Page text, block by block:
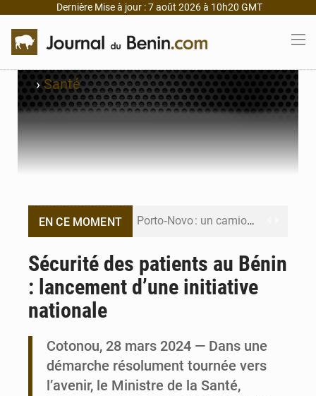
Dernière Mise à jour : 7 août 2026 à 10h20 GMT
›Santé
EN CE MOMENT Porto‑Novo : un camion de produits pétroliers embrase Avakpa
Patrice Talon prend la tête du premier bureau du Sénat du Bénin
Bénin : Djogbénou inspecte le chantier du siège de l’Assemblée
Bénin : Le CEG La Verdure de Ouèdo fait sa mue pour la rentrée
Sécurité des patients au Bénin
: lancement d’une initiative
nationale
Cotonou, 28 mars 2024 — Dans une
démarche résolument tournée vers
l’avenir, le Ministre de la Santé,